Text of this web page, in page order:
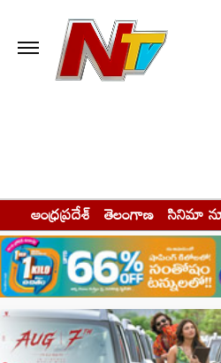
ఆంధ్రప్రదేశ్ తెలంగాణ సినిమా